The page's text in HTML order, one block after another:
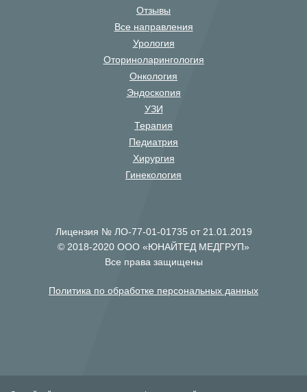
Отзывы
Все направления
Урология
Оториноларингология
Онкология
Эндоскопия
УЗИ
Терапия
Педиатрия
Хирургия
Гинекология
Лицензия № ЛО-77-01-01735 от 21.01.2019
© 2018-2020 ООО «ЮНАЙТЕД МЕДГРУП»
Все права защищены
Политика по обработке персональных данных